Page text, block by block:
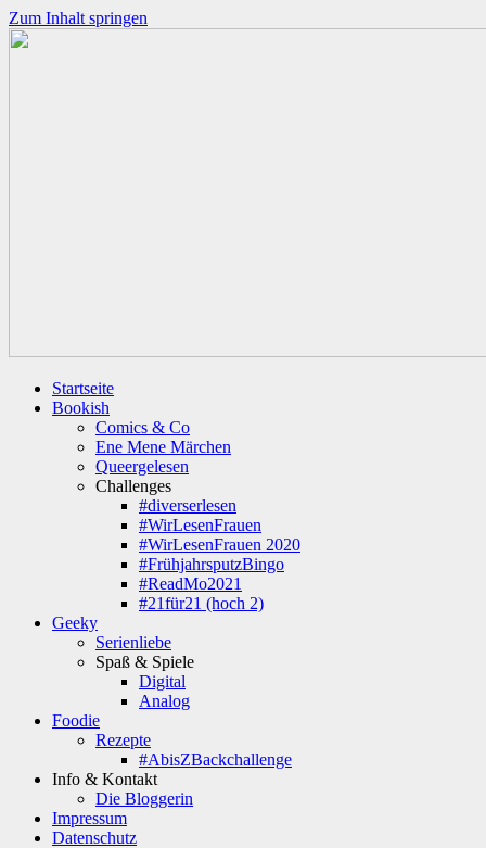
Zum Inhalt springen
Startseite
Bookish
Comics & Co
Ene Mene Märchen
Queergelesen
Challenges
#diverserlesen
#WirLesenFrauen
#WirLesenFrauen 2020
#FrühjahrsputzBingo
#ReadMo2021
#21für21 (hoch 2)
Geeky
Serienliebe
Spaß & Spiele
Digital
Analog
Foodie
Rezepte
#AbisZBackchallenge
Info & Kontakt
Die Bloggerin
Impressum
Datenschutz